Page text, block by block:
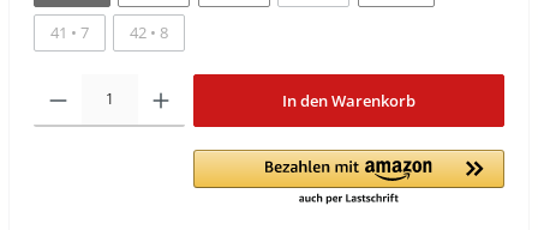
41 • 7 42 • 8
In den Warenkorb